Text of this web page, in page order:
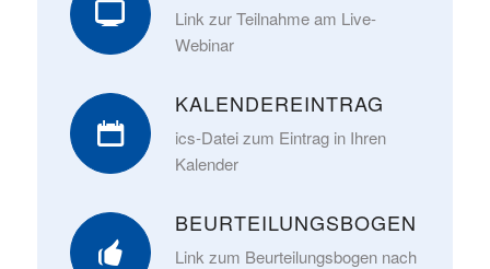
Link zur Teilnahme am Live-
Webinar
KALENDEREINTRAG
ics-Datei zum Eintrag in Ihren
Kalender
BEURTEILUNGSBOGEN
Link zum Beurteilungsbogen nach